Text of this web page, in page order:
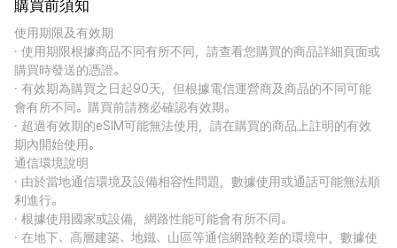
購買前須知
使用期限及有效期
· 使用期限根據商品不同有所不同，請查看您購買的商品詳細頁面或
購買時發送的憑證。
· 有效期為購買之日起90天，但根據電信運營商及商品的不同可能
會有所不同。購買前請務必確認有效期。
· 超過有效期的eSIM可能無法使用，請在購買的商品上註明的有效
期內開始使用。
通信環境說明
· 由於當地通信環境及設備相容性問題，數據使用或通話可能無法順
利進行。
· 根據使用國家或設備，網路性能可能會有所不同。
· 在地下、高層建築、地鐵、山區等通信網路較差的環境中，數據使